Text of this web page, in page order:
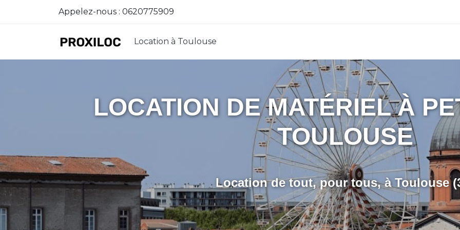
Appelez-nous : 0620775909
Location à Toulouse
LOCATION DE MATÉRIEL À
TOULOUSE
Location de tout, pour tous, à Toulouse